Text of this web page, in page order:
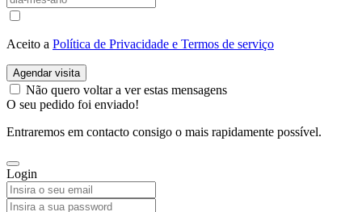
Aceito a Política de Privacidade e Termos de serviço
Agendar visita
Não quero voltar a ver estas mensagens
O seu pedido foi enviado!
Entraremos em contacto consigo o mais rapidamente possível.
Login